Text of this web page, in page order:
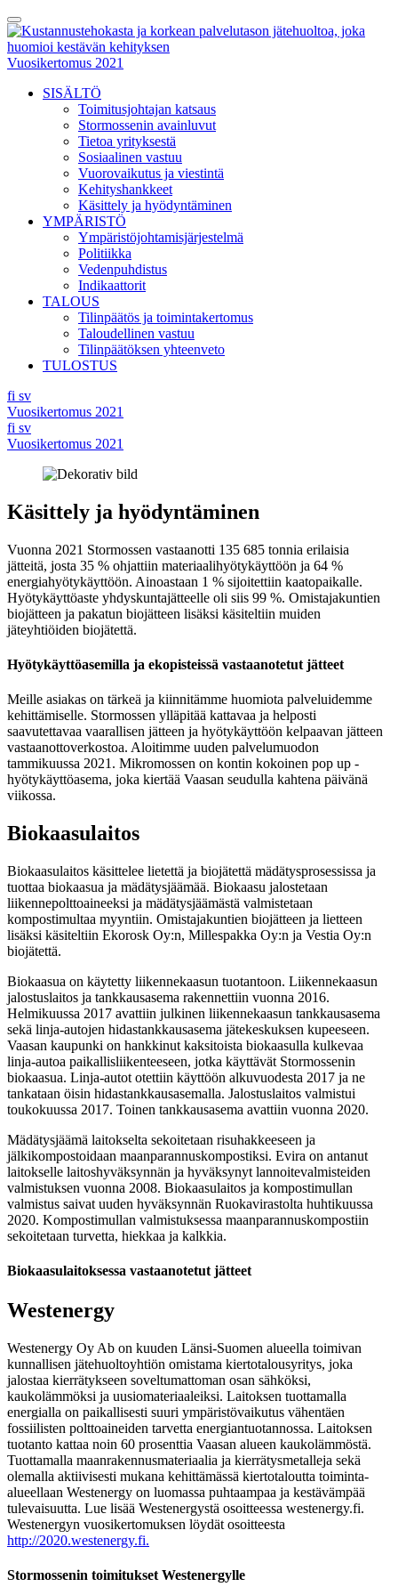
Skip
to
content
Toggle
Menu
Vuosikertomus 2021
SISÄLTÖ
Toimitusjohtajan katsaus
Stormossenin avainluvut
Tietoa yrityksestä
Sosiaalinen vastuu
Vuorovaikutus ja viestintä
Kehityshankkeet
Käsittely ja hyödyntäminen
YMPÄRISTÖ
Ympäristöjohtamisjärjestelmä
Politiikka
Vedenpuhdistus
Indikaattorit
TALOUS
Tilinpäätös ja toimintakertomus
Taloudellinen vastuu
Tilinpäätöksen yhteenveto
TULOSTUS
fi sv
Vuosikertomus 2021
fi sv
Vuosikertomus 2021
Käsittely ja hyödyntäminen
Vuonna 2021 Stormossen vastaanotti 135 685 tonnia erilaisia
jätteitä, josta 35 % ohjattiin materiaalihyötykäyttöön ja 64 %
energiahyötykäyttöön. Ainoastaan 1 % sijoitettiin kaatopaikalle.
Hyötykäyttöaste yhdyskuntajätteelle oli siis 99 %. Omistajakuntien
biojätteen ja pakatun biojätteen lisäksi käsiteltiin muiden
jäteyhtiöiden biojätettä.
Hyötykäyttöasemilla ja ekopisteissä vastaanotetut jätteet
Meille asiakas on tärkeä ja kiinnitämme huomiota palveluidemme
kehittämiselle. Stormossen ylläpitää kattavaa ja helposti
saavutettavaa vaarallisen jätteen ja hyötykäyttöön kelpaavan jätteen
vastaanottoverkostoa. Aloitimme uuden palvelumuodon
tammikuussa 2021. Mikromossen on kontin kokoinen pop up -
hyötykäyttöasema, joka kiertää Vaasan seudulla kahtena päivänä
viikossa.
Biokaasulaitos
Biokaasulaitos käsittelee lietettä ja biojätettä mädätysprosessissa ja
tuottaa biokaasua ja mädätysjäämää. Biokaasu jalostetaan
liikennepolttoaineeksi ja mädätysjäämästä valmistetaan
kompostimultaa myyntiin. Omistajakuntien biojätteen ja lietteen
lisäksi käsiteltiin Ekorosk Oy:n, Millespakka Oy:n ja Vestia Oy:n
biojätettä.
Biokaasua on käytetty liikennekaasun tuotantoon. Liikennekaasun
jalostuslaitos ja tankkausasema rakennettiin vuonna 2016.
Helmikuussa 2017 avattiin julkinen liikennekaasun tankkausasema
sekä linja-autojen hidastankkausasema jätekeskuksen kupeeseen.
Vaasan kaupunki on hankkinut kaksitoista biokaasulla kulkevaa
linja-autoa paikallisliikenteeseen, jotka käyttävät Stormossenin
biokaasua. Linja-autot otettiin käyttöön alkuvuodesta 2017 ja ne
tankataan öisin hidastankkausasemalla. Jalostuslaitos valmistui
toukokuussa 2017. Toinen tankkausasema avattiin vuonna 2020.
Mädätysjäämä laitokselta sekoitetaan risuhakkeeseen ja
jälkikompostoidaan maanparannuskompostiksi. Evira on antanut
laitokselle laitoshyväksynnän ja hyväksynyt lannoitevalmisteiden
valmistuksen vuonna 2008. Biokaasulaitos ja kompostimullan
valmistus saivat uuden hyväksynnän Ruokavirastolta huhtikuussa
2020. Kompostimullan valmistuksessa maanparannuskompostiin
sekoitetaan turvetta, hiekkaa ja kalkkia.
Biokaasulaitoksessa vastaanotetut jätteet
Westenergy
Westenergy Oy Ab on kuuden Länsi-Suomen alueella toimivan
kunnallisen jätehuoltoyhtiön omistama kiertotalousyritys, joka
jalostaa kierrätykseen soveltumattoman osan sähköksi,
kaukolämmöksi ja uusiomateriaaleiksi. Laitoksen tuottamalla
energialla on paikallisesti suuri ympäristövaikutus vähentäen
fossiilisten polttoaineiden tarvetta energiantuotannossa. Laitoksen
tuotanto kattaa noin 60 prosenttia Vaasan alueen kaukolämmöstä.
Tuottamalla maanrakennusmateriaalia ja kierrätysmetalleja sekä
olemalla aktiivisesti mukana kehittämässä kiertotaloutta toiminta-
alueellaan Westenergy on luomassa puhtaampaa ja kestävämpää
tulevaisuutta. Lue lisää Westenergystä osoitteessa westenergy.fi.
Westenergyn vuosikertomuksen löydät osoitteesta
http://2020.westenergy.fi.
Stormossenin toimitukset Westenergylle